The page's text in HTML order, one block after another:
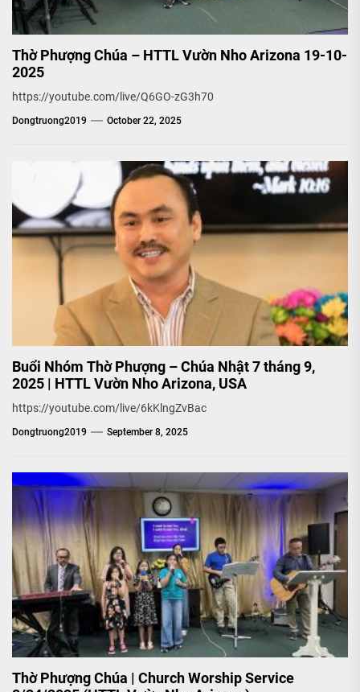
Thờ Phượng Chúa – HTTL Vườn Nho Arizona 19-10-
2025
https://youtube.com/live/Q6GO-zG3h70
Dongtruong2019 October 22, 2025
Buổi Nhóm Thờ Phượng – Chúa Nhật 7 tháng 9,
2025 | HTTL Vườn Nho Arizona, USA
https://youtube.com/live/6kKlngZvBac
Dongtruong2019 September 8, 2025
Thờ Phượng Chúa | Church Worship Service